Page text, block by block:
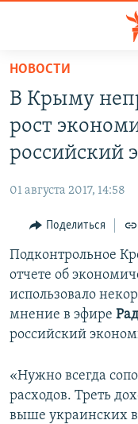
Вернуться
основному
содержанию
Вернутся
главной
навигации
Вернутся
поиску
СПЕЦПРОЕКТЫ
ГРУЗ 200
11 ЛЕТ ОККУПАЦИИ
ВОДА
ЕЩЕ
ИНТЕРАКТИВ
ИНФОГРАФИКА
СОВЕТЫ
ПРОПАВШИЕ БЕЗ ВЕСТИ
ПОБЕДИТЕЛЕЙ НЕ
РАДІО СВОБОДА
КАК ОБОЙТИ
Українською
Qırımtatar
ПРИСОЕДИНЯЙТЕСЬ!
НОВОСТИ
В Крыму
рост
российский
01 августа 2017, 14:58
Поделиться
Подконтрольное
отчете об
использовало
мнение в эфире
российский
«Нужно всегда
расходов. Треть
выше украинских